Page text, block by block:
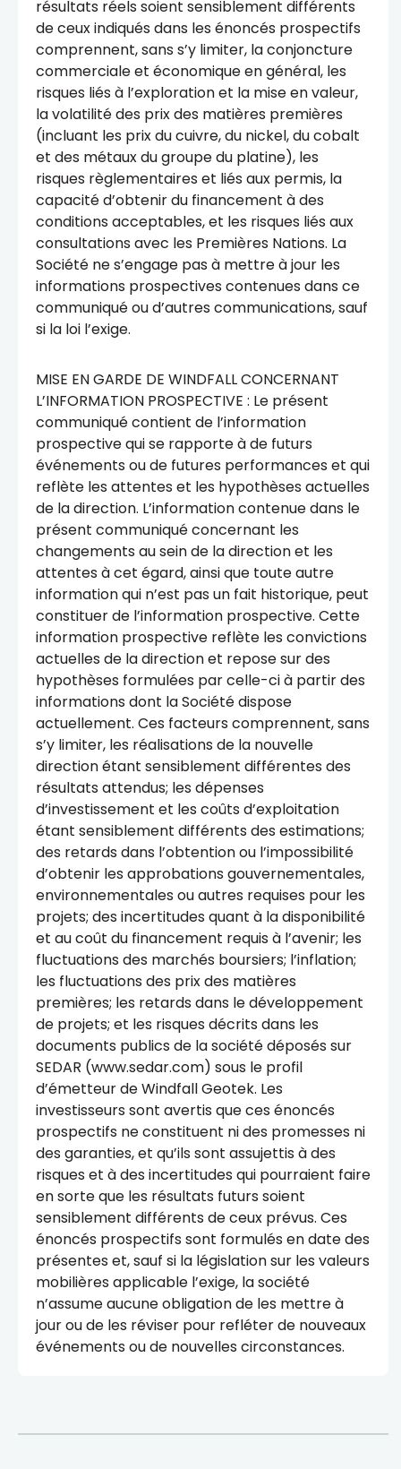
résultats réels soient sensiblement différents
de ceux indiqués dans les énoncés prospectifs
comprennent, sans s’y limiter, la conjoncture
commerciale et économique en général, les
risques liés à l’exploration et la mise en valeur,
la volatilité des prix des matières premières
(incluant les prix du cuivre, du nickel, du cobalt
et des métaux du groupe du platine), les
risques règlementaires et liés aux permis, la
capacité d’obtenir du financement à des
conditions acceptables, et les risques liés aux
consultations avec les Premières Nations. La
Société ne s’engage pas à mettre à jour les
informations prospectives contenues dans ce
communiqué ou d’autres communications, sauf
si la loi l’exige.
MISE EN GARDE DE WINDFALL CONCERNANT
L’INFORMATION PROSPECTIVE : Le présent
communiqué contient de l’information
prospective qui se rapporte à de futurs
événements ou de futures performances et qui
reflète les attentes et les hypothèses actuelles
de la direction. L’information contenue dans le
présent communiqué concernant les
changements au sein de la direction et les
attentes à cet égard, ainsi que toute autre
information qui n’est pas un fait historique, peut
constituer de l’information prospective. Cette
information prospective reflète les convictions
actuelles de la direction et repose sur des
hypothèses formulées par celle-ci à partir des
informations dont la Société dispose
actuellement. Ces facteurs comprennent, sans
s’y limiter, les réalisations de la nouvelle
direction étant sensiblement différentes des
résultats attendus; les dépenses
d’investissement et les coûts d’exploitation
étant sensiblement différents des estimations;
des retards dans l’obtention ou l’impossibilité
d’obtenir les approbations gouvernementales,
environnementales ou autres requises pour les
projets; des incertitudes quant à la disponibilité
et au coût du financement requis à l’avenir; les
fluctuations des marchés boursiers; l’inflation;
les fluctuations des prix des matières
premières; les retards dans le développement
de projets; et les risques décrits dans les
documents publics de la société déposés sur
SEDAR (www.sedar.com) sous le profil
d’émetteur de Windfall Geotek. Les
investisseurs sont avertis que ces énoncés
prospectifs ne constituent ni des promesses ni
des garanties, et qu’ils sont assujettis à des
risques et à des incertitudes qui pourraient faire
en sorte que les résultats futurs soient
sensiblement différents de ceux prévus. Ces
énoncés prospectifs sont formulés en date des
présentes et, sauf si la législation sur les valeurs
mobilières applicable l’exige, la société
n’assume aucune obligation de les mettre à
jour ou de les réviser pour refléter de nouveaux
événements ou de nouvelles circonstances.